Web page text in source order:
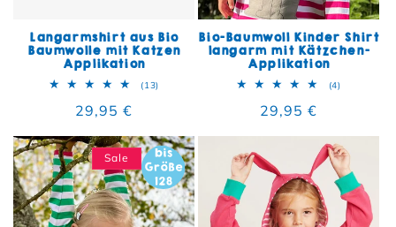
Langarmshirt aus Bio
Baumwolle mit Katzen
Applikation
(13) 13 Bewertungen insgesamt
Normaler Preis
29,95 €
Bio-Baumwoll Kinder Shirt
langarm mit Kätzchen-
Applikation
(4)4
Normaler Preis
29,95 €
Sale